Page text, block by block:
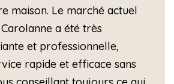
maison. Le marché actuel
a été très
et professionnelle,
rapide et efficace sans